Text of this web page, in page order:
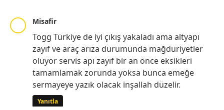
Misafir
Togg Türkiye de iyi çıkış yakaladı ama altyapı
zayıf ve araç arıza durumunda mağduriyetler
oluyor servis apı zayıf bir an önce eksikleri
tamamlamak zorunda yoksa bunca emeğe
sermayeye yazık olacak inşallah düzelir.
Yanıtla